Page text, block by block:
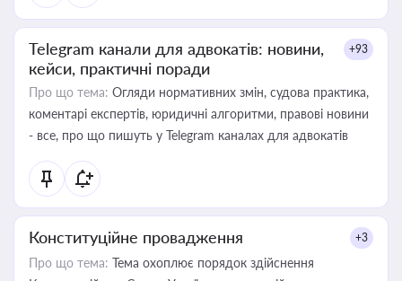
Telegram канали для адвокатів: новини,
кейси, практичні поради
+93
Про що тема: Огляди нормативних змін, судова практика,
коментарі експертів, юридичні алгоритми, правові новини
- все, про що пишуть у Telegram каналах для адвокатів
Конституційне провадження +3
Про що тема: Тема охоплює порядок здійснення